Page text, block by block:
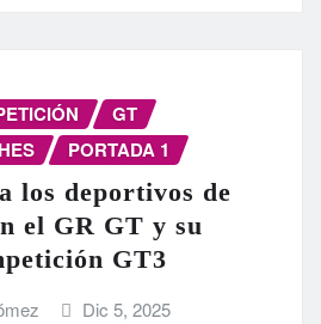
GT
PORTADA 1
los deportivos de
el GR GT y su
GT3
Dic 5, 2025